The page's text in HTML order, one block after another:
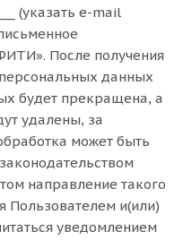
(указать e-mail
После получения
данных
будет прекращена, а
удалены, за
может быть
направление такого
Пользователем и(или)
уведомлением